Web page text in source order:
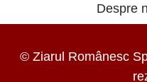
Despre
© Ziarul Românesc